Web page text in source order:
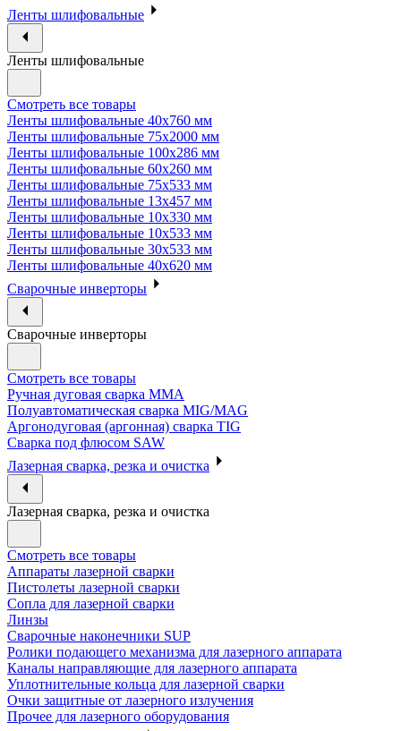
Ленты шлифовальные
Ленты шлифовальные
Смотреть все товары
Ленты шлифовальные 40х760 мм
Ленты шлифовальные 75х2000 мм
Ленты шлифовальные 100х286 мм
Ленты шлифовальные 60х260 мм
Ленты шлифовальные 75х533 мм
Ленты шлифовальные 13х457 мм
Ленты шлифовальные 10х330 мм
Ленты шлифовальные 10х533 мм
Ленты шлифовальные 30х533 мм
Ленты шлифовальные 40х620 мм
Сварочные инверторы
Сварочные инверторы
Смотреть все товары
Ручная дуговая сварка MMA
Полуавтоматическая сварка MIG/MAG
Аргонодуговая (аргонная) сварка TIG
Сварка под флюсом SAW
Лазерная сварка, резка и очистка
Лазерная сварка, резка и очистка
Смотреть все товары
Аппараты лазерной сварки
Пистолеты лазерной сварки
Сопла для лазерной сварки
Линзы
Сварочные наконечники SUP
Ролики подающего механизма для лазерного аппарата
Каналы направляющие для лазерного аппарата
Уплотнительные кольца для лазерной сварки
Очки защитные от лазерного излучения
Прочее для лазерного оборудования